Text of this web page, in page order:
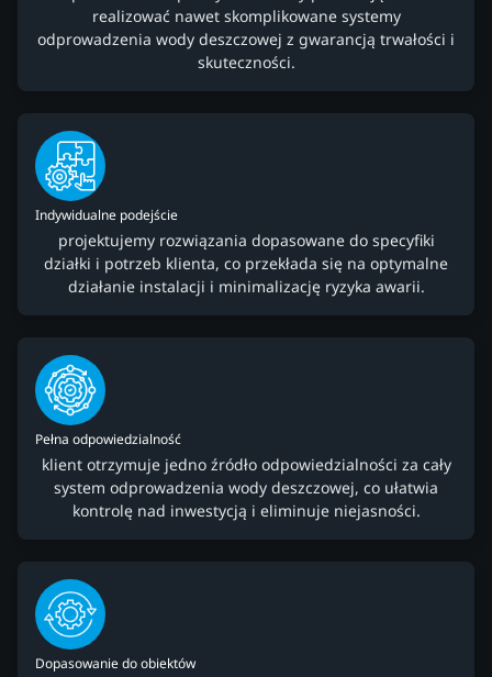
realizować nawet skomplikowane systemy
odprowadzenia wody deszczowej z gwarancją trwałości i
skuteczności.
Indywidualne podejście
projektujemy rozwiązania dopasowane do specyfiki
działki i potrzeb klienta, co przekłada się na optymalne
działanie instalacji i minimalizację ryzyka awarii.
Pełna odpowiedzialność
klient otrzymuje jedno źródło odpowiedzialności za cały
system odprowadzenia wody deszczowej, co ułatwia
kontrolę nad inwestycją i eliminuje niejasności.
Dopasowanie do obiektów